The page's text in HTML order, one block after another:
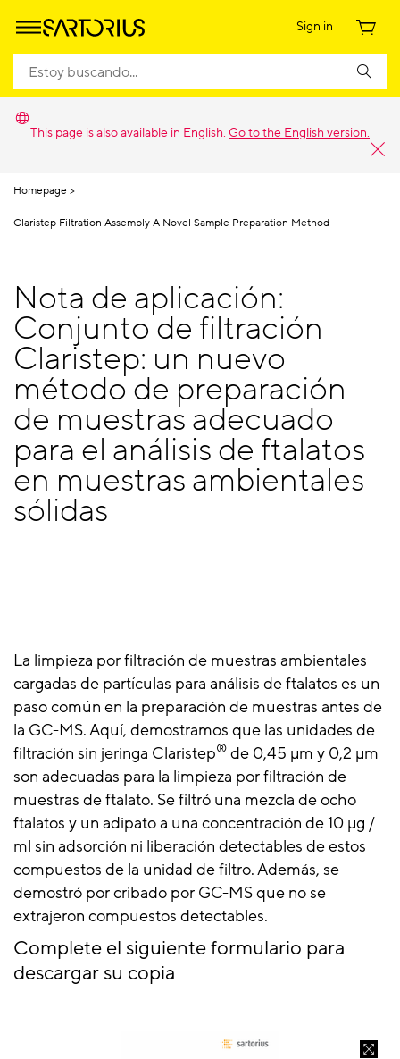
Sign in
This page is also available in English. Go to the English version.
Homepage
Claristep Filtration Assembly A Novel Sample Preparation Method
Nota de aplicación:
Conjunto de filtración
Claristep: un nuevo
método de preparación
de muestras adecuado
para el análisis de ftalatos
en muestras ambientales
sólidas
La limpieza por filtración de muestras ambientales
cargadas de partículas para análisis de ftalatos es un
paso común en la preparación de muestras antes de
la GC-MS. Aquí, demostramos que las unidades de
filtración sin jeringa Claristep® de 0,45 μm y 0,2 μm
son adecuadas para la limpieza por filtración de
muestras de ftalato. Se filtró una mezcla de ocho
ftalatos y un adipato a una concentración de 10 μg /
ml sin adsorción ni liberación detectables de estos
compuestos de la unidad de filtro. Además, se
demostró por cribado por GC-MS que no se
extrajeron compuestos detectables.
Complete el siguiente formulario para
descargar su copia